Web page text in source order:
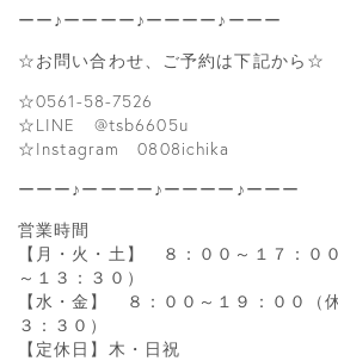
ーー♪ーーーー♪ーーーー♪ーーー
☆お問い合わせ、ご予約は下記から☆
☆0561-58-7526
☆LINE @tsb6605u
☆Instagram 0808ichika
ーーー♪ーーーー♪ーーーー♪ーーー
営業時間
【月・火・土】 ８：００～１７：０
～１３：３０）
【水・金】 ８：００～１９：００（
３：３０）
【定休日】木・日祝